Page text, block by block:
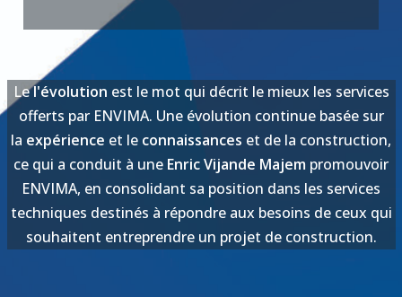
Lel'évolution est le mot qui décrit le mieux les services
offerts par ENVIMA. Une évolution continue basée sur
la expérience et le connaissances et de la construction,
ce qui a conduit à une Enric Vijande Majem promouvoir
ENVIMA, en consolidant sa position dans les services
techniques destinés à répondre aux besoins de ceux qui
souhaitent entreprendre un projet de construction.